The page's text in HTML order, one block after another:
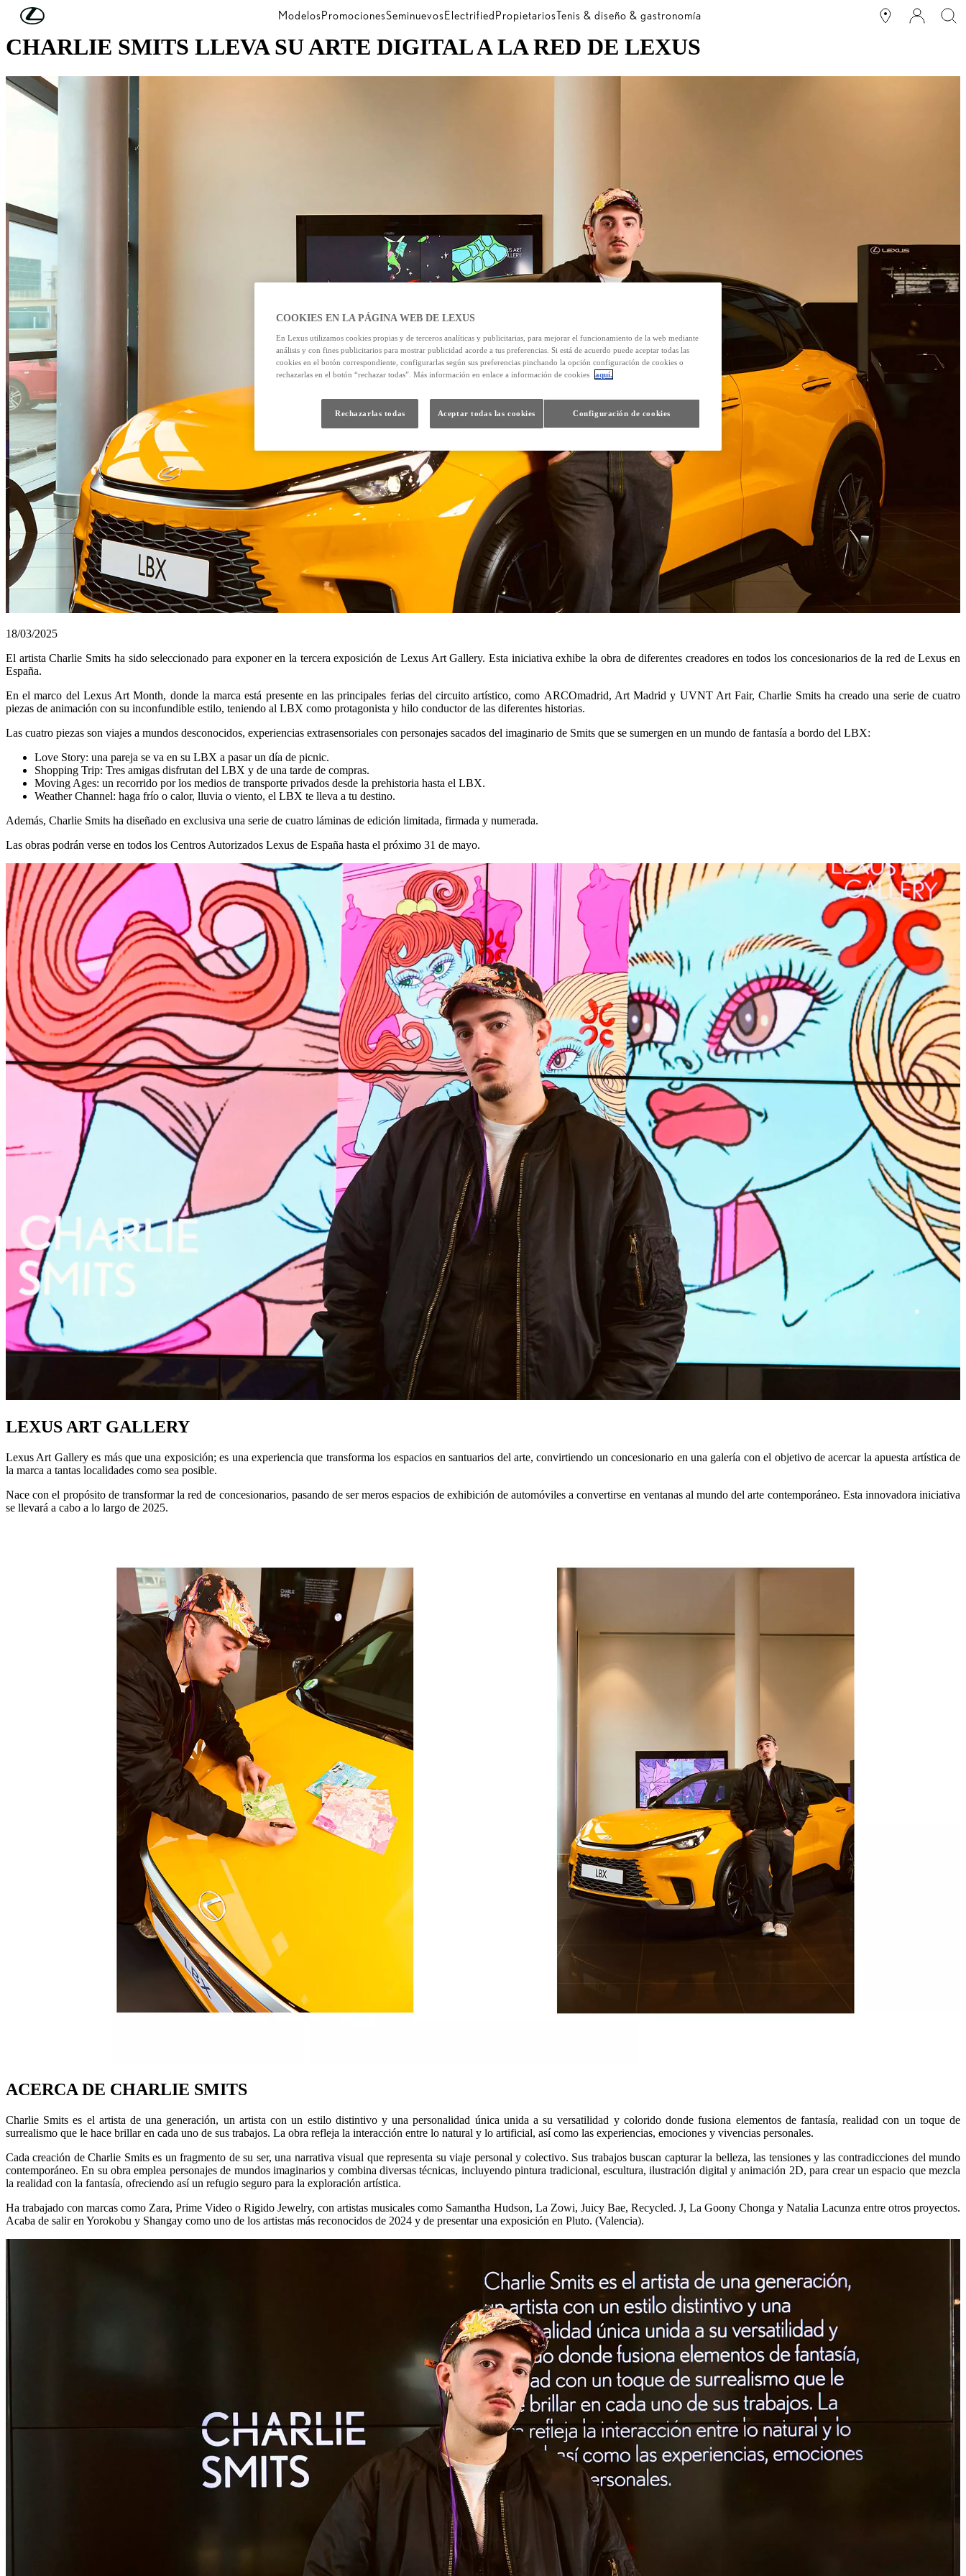
Skip to Main Content ModelosPromocionesSeminuevosElectrifiedPropietariosTenis & diseño & gastronomía
CHARLIE SMITS LLEVA SU ARTE DIGITAL A LA RED DE LEXUS
18/03/2025
El artista Charlie Smits ha sido seleccionado para exponer en la tercera exposición de Lexus Art Gallery. Esta iniciativa exhibe la obra de diferentes creadores en todos los concesionarios de la red de Lexus en
España.
En el marco del Lexus Art Month, donde la marca está presente en las principales ferias del circuito artístico, como ARCOmadrid, Art Madrid y UVNT Art Fair, Charlie Smits ha creado una serie de cuatro
piezas de animación con su inconfundible estilo, teniendo al LBX como protagonista y hilo conductor de las diferentes historias.
Las cuatro piezas son viajes a mundos desconocidos, experiencias extrasensoriales con personajes sacados del imaginario de Smits que se sumergen en un mundo de fantasía a bordo del LBX:
Love Story: una pareja se va en su LBX a pasar un día de picnic.
Shopping Trip: Tres amigas disfrutan del LBX y de una tarde de compras.
Moving Ages: un recorrido por los medios de transporte privados desde la prehistoria hasta el LBX.
Weather Channel: haga frío o calor, lluvia o viento, el LBX te lleva a tu destino.
Además, Charlie Smits ha diseñado en exclusiva una serie de cuatro láminas de edición limitada, firmada y numerada.
Las obras podrán verse en todos los Centros Autorizados Lexus de España hasta el próximo 31 de mayo.
LEXUS ART GALLERY
Lexus Art Gallery es más que una exposición; es una experiencia que transforma los espacios en santuarios del arte, convirtiendo un concesionario en una galería con el objetivo de acercar la apuesta artística de
la marca a tantas localidades como sea posible.
Nace con el propósito de transformar la red de concesionarios, pasando de ser meros espacios de exhibición de automóviles a convertirse en ventanas al mundo del arte contemporáneo. Esta innovadora iniciativa
se llevará a cabo a lo largo de 2025.
ACERCA DE CHARLIE SMITS
Charlie Smits es el artista de una generación, un artista con un estilo distintivo y una personalidad única unida a su versatilidad y colorido donde fusiona elementos de fantasía, realidad con un toque de
surrealismo que le hace brillar en cada uno de sus trabajos. La obra refleja la interacción entre lo natural y lo artificial, así como las experiencias, emociones y vivencias personales.
Cada creación de Charlie Smits es un fragmento de su ser, una narrativa visual que representa su viaje personal y colectivo. Sus trabajos buscan capturar la belleza, las tensiones y las contradicciones del mundo
contemporáneo. En su obra emplea personajes de mundos imaginarios y combina diversas técnicas, incluyendo pintura tradicional, escultura, ilustración digital y animación 2D, para crear un espacio que mezcla
la realidad con la fantasía, ofreciendo así un refugio seguro para la exploración artística.
Ha trabajado con marcas como Zara, Prime Video o Rigido Jewelry, con artistas musicales como Samantha Hudson, La Zowi, Juicy Bae, Recycled. J, La Goony Chonga y Natalia Lacunza entre otros proyectos.
Acaba de salir en Yorokobu y Shangay como uno de los artistas más reconocidos de 2024 y de presentar una exposición en Pluto. (Valencia).
COOKIES EN LA PÁGINA WEB DE LEXUS
En Lexus utilizamos cookies propias y de terceros analíticas y publicitarias, para mejorar el funcionamiento de la web mediante
análisis y con fines publicitarios para mostrar publicidad acorde a tus preferencias. Si está de acuerdo puede aceptar todas las
cookies en el botón correspondiente, configurarlas según sus preferencias pinchando la opción configuración de cookies o
rechazarlas en el botón “rechazar todas”. Más información en enlace a información de cookies
aquí.
Configuración de cookies
Rechazarlas todas Aceptar todas las cookies